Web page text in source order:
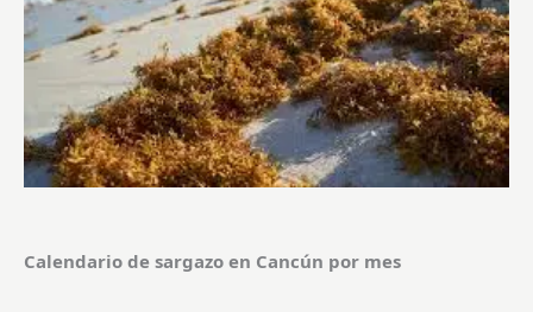
Calendario de sargazo en Cancún por mes